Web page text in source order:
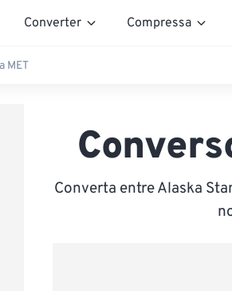
Converter Compressa
MET
Converta entre Alaska